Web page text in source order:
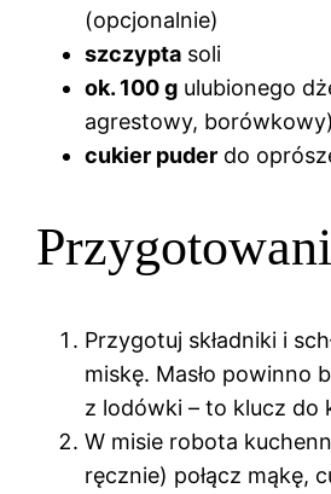
(opcjonalnie)
szczypta soli
ok. 100 g ulubionego
agrestowy,
cukier puder do
Przygotuj składniki i
miskę. Masło powinno
z lodówki – to klucz do
W misie robota
ręcznie) połącz mąkę,